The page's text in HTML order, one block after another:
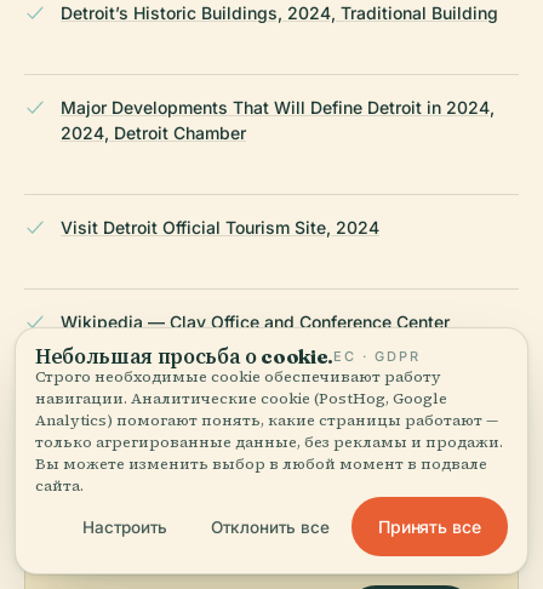
Detroit’s Historic Buildings, 2024, Traditional Building
Major Developments That Will Define Detroit in 2024,
2024, Detroit Chamber
Visit Detroit Official Tourism Site, 2024
Wikipedia — Clay Office and Conference Center
ПОСЛЕДНЯЯ ПРОВЕРКА: AUGUST 2025
Основано на Wikidata, Википедии и официальных
источниках · проверено ·Как мы создаём наши гиды →
Небольшая просьба о cookie.ЕС · GDPR
Строго необходимые cookie обеспечивают работу
навигации. Аналитические cookie (PostHog, Google
Analytics) помогают понять, какие страницы работают —
только агрегированные данные, без рекламы и продажи.
Вы можете изменить выбор в любой момент в подвале
сайта.
Настроить Отклонить все Принять все